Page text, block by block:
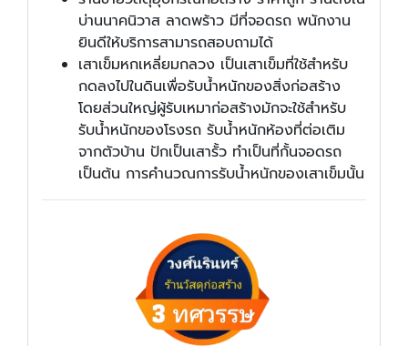
บ่านนาคนิวาส ลาดพร้าว มีที่จอดรถ พนักงาน
ยินดีให้บริการสามารถสอบถามได้
เสาเข็มหกเหลี่ยมกลวง เป็นเสาเข็มที่ใช้สำหรับ
กดลงไปในดินเพื่อรับน้ำหนักของสิ่งก่อสร้าง
โดยส่วนใหญ่ผู้รับเหมาก่อสร้างมักจะใช้สำหรับ
รับน้ำหนักของโรงรถ รับน้ำหนักห้องที่ต่อเติม
จากตัวบ้าน ปักเป็นเสารั้ว ทำเป็นที่กั้นจอดรถ
เป็นต้น การคำนวณการรับน้ำหนักของเสาเข็มนั้น